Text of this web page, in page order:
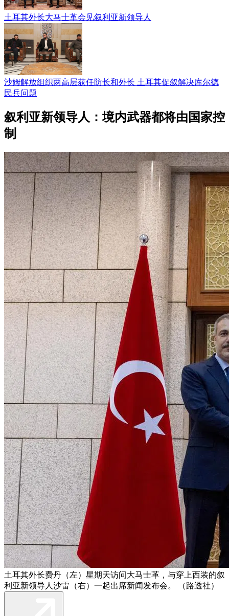
土耳其外长大马士革会见叙利亚新领导人
沙姆解放组织两高层获任防长和外长 土耳其促叙解决库尔德
民兵问题
叙利亚新领导人：境内武器都将由国家控
制
土耳其外长费丹（左）星期天访问大马士革，与穿上西装的叙
利亚新领导人沙雷（右）一起出席新闻发布会。 （路透社）